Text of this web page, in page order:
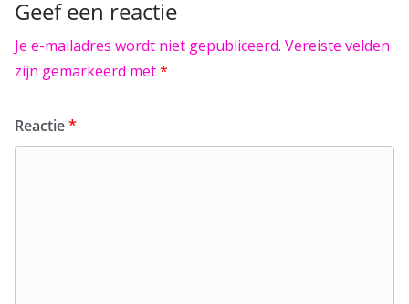
Geef een reactie
Je e-mailadres wordt niet gepubliceerd. Vereiste velden
zijn gemarkeerd met*
Reactie*